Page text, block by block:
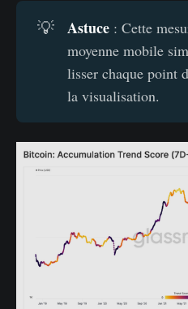
💡 Astuce : Cette
moyenne mobile
lisser chaque point
la visualisation.